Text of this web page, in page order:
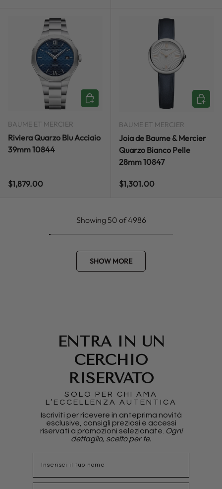
BAUME ET MERCIER
Riviera Quarzo Blu Acciaio
39mm 10844
Regular price
$1,879.00
ADD TO CART
BAUME ET MERCIER
Joia de Baume & Mercier
Quarzo Bianco Pelle
28mm 10847
Regular price
$1,301.00
ADD
Showing 50 of 4986
SHOW MORE
ENTRA IN UN
CERCHIO
RISERVATO
SOLO PER CHI AMA
L’ECCELLENZA AUTENTICA
Iscriviti per ricevere in anteprima novità
esclusive, consigli preziosi e accessi
riservati a promozioni selezionate. Ogni
dettaglio, scelto per te.
nome
Email